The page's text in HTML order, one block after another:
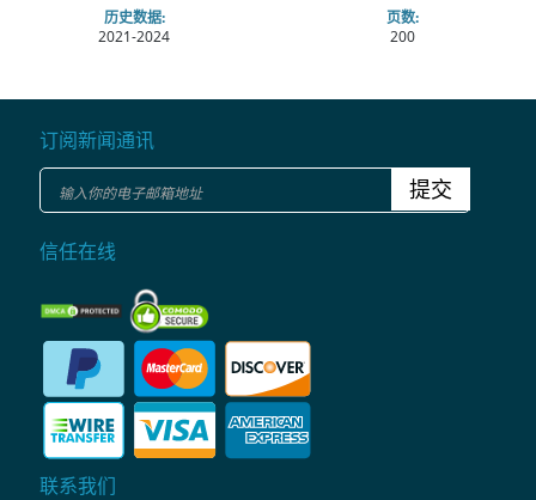
历史数据:
2021-2024
页数:
200
订阅新闻通讯
提交
信任在线
联系我们